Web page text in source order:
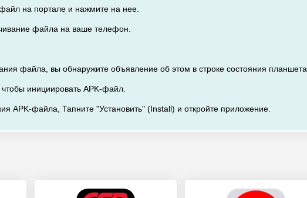
на портале и нажмите на нее.
файла на ваше телефон.
файла, вы обнаружите объявление об этом в строке состояния планшета.
инициировать APK-файл.
APK-файла, Тапните "Установить" (Install) и откройте приложение.